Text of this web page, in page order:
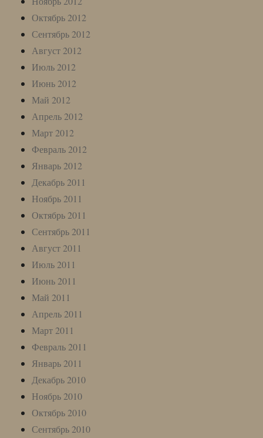
Октябрь 2012
Сентябрь 2012
Август 2012
Июль 2012
Июнь 2012
Май 2012
Апрель 2012
Март 2012
Февраль 2012
Январь 2012
Декабрь 2011
Ноябрь 2011
Октябрь 2011
Сентябрь 2011
Август 2011
Июль 2011
Июнь 2011
Май 2011
Апрель 2011
Март 2011
Февраль 2011
Январь 2011
Декабрь 2010
Ноябрь 2010
Октябрь 2010
Сентябрь 2010